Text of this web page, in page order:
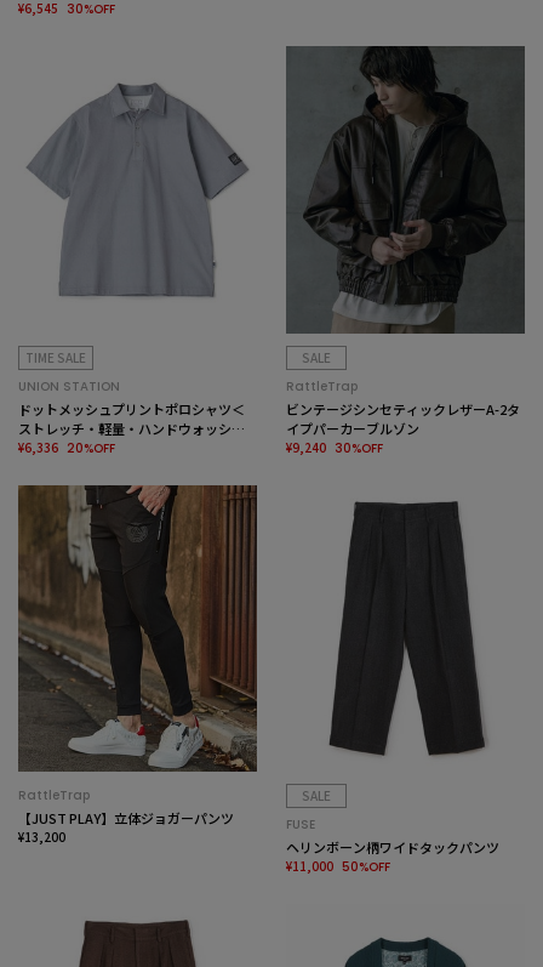
¥6,545 30%OFF
TIME SALE
UNION STATION
ドットメッシュプリントポロシャツ＜
ストレッチ・軽量・ハンドウォッシャ
ブル・通気性＞
¥6,336 20%OFF
SALE
RattleTrap
ビンテージシンセティックレザーA-2タ
イプパーカーブルゾン
¥9,240 30%OFF
RattleTrap
【JUST PLAY】立体ジョガーパンツ
¥13,200
SALE
FUSE
ヘリンボーン柄ワイドタックパンツ
¥11,000 50%OFF